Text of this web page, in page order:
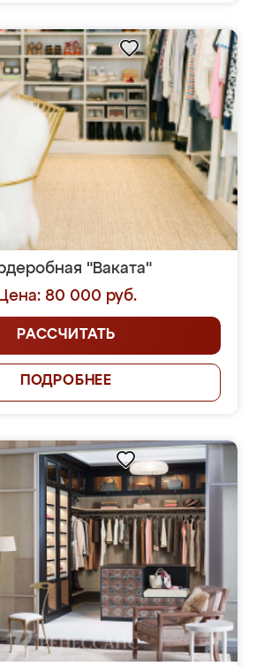
"Ваката"
Цена: 80 000 руб.
РАССЧИТАТЬ
ПОДРОБНЕЕ